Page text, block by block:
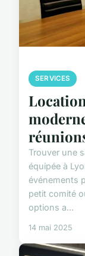
SERVICES
Trouver une
équipée à
événements
petit comité
options a...
14 mai 2025